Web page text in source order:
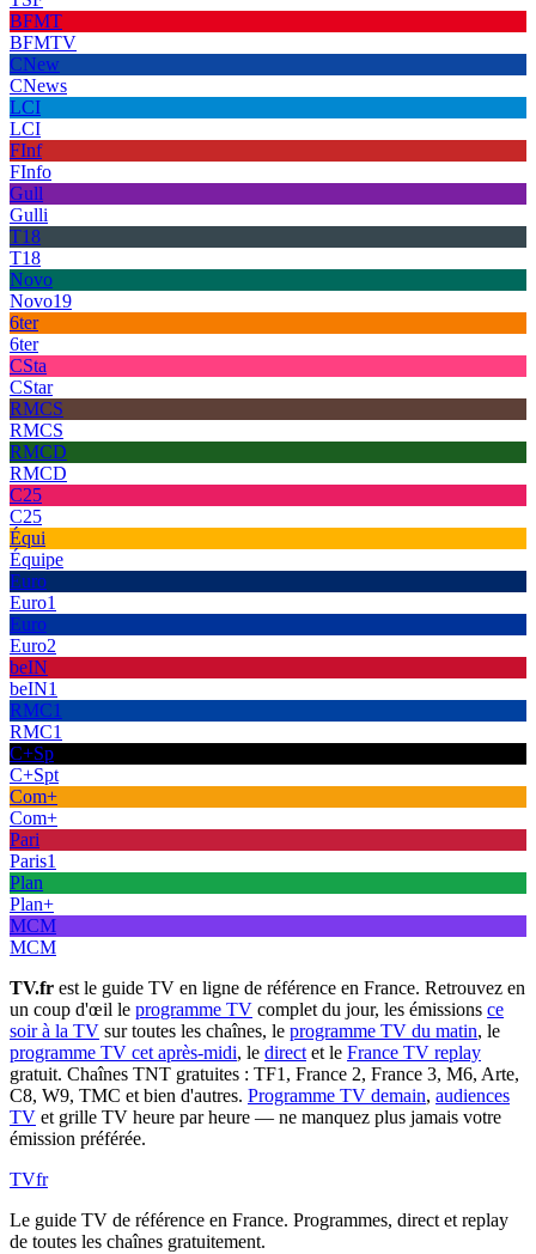
BFMT
BFMTV
CNew
CNews
LCI
LCI
FInf
FInfo
Gull
Gulli
T18
T18
Novo
Novo19
6ter
6ter
CSta
CStar
RMCS
RMCS
RMCD
RMCD
C25
C25
Équi
Équipe
Euro
Euro1
Euro
Euro2
beIN
beIN1
RMC1
RMC1
C+Sp
C+Spt
Com+
Com+
Pari
Paris1
Plan
Plan+
MCM
MCM
TV.fr est le guide TV en ligne de référence en France. Retrouvez en
un coup d'œil le programme TV complet du jour, les émissions ce
soir à la TV sur toutes les chaînes, le programme TV du matin, le
programme TV cet après-midi, le direct et le France TV replay
gratuit. Chaînes TNT gratuites : TF1, France 2, France 3, M6, Arte,
C8, W9, TMC et bien d'autres. Programme TV demain, audiences
TV et grille TV heure par heure — ne manquez plus jamais votre
émission préférée.
TVfr
Le guide TV de référence en France. Programmes, direct et replay
de toutes les chaînes gratuitement.